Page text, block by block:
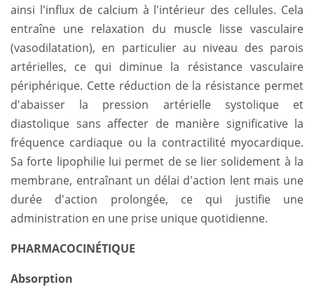
ainsi l'influx de calcium à l'intérieur des cellules. Cela
entraîne une relaxation du muscle lisse vasculaire
(vasodilatation), en particulier au niveau des parois
artérielles, ce qui diminue la résistance vasculaire
périphérique. Cette réduction de la résistance permet
d'abaisser la pression artérielle systolique et
diastolique sans affecter de manière significative la
fréquence cardiaque ou la contractilité myocardique.
Sa forte lipophilie lui permet de se lier solidement à la
membrane, entraînant un délai d'action lent mais une
durée d'action prolongée, ce qui justifie une
administration en une prise unique quotidienne.
PHARMACOCINÉTIQUE
Absorption